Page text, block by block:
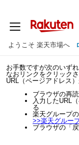
ようこそ 楽天市場へ
お手数ですが次のいず
なおリンクをクリック
URL（ページアドレス
ブラウザの再
入力したURL
る
楽天グループ
>>楽天グルー
ブラウザの「